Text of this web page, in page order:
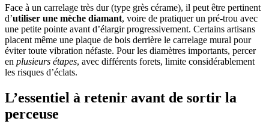
Face à un carrelage très dur (type grès cérame), il peut être pertinent
d’utiliser une mèche diamant, voire de pratiquer un pré-trou avec
une petite pointe avant d’élargir progressivement. Certains artisans
placent même une plaque de bois derrière le carrelage mural pour
éviter toute vibration néfaste. Pour les diamètres importants, percer
en plusieurs étapes, avec différents forets, limite considérablement
les risques d’éclats.
L’essentiel à retenir avant de sortir la
perceuse